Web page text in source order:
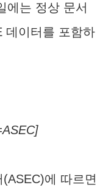
에는 정상 문서
데이터를 포함하
에 따르면